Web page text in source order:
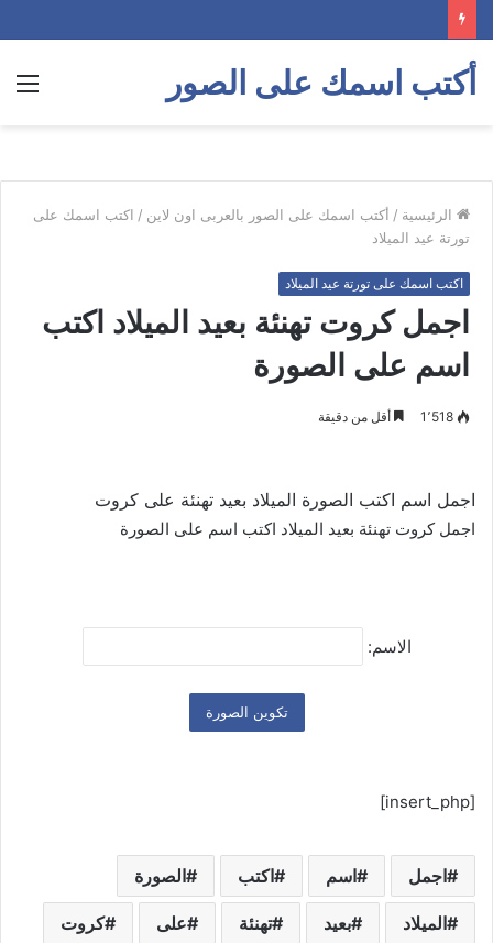
أكتب اسمك على الصور
الرئيسية / أكتب اسمك على الصور بالعربى اون لاين / اكتب اسمك على
تورتة عيد الميلاد
اكتب اسمك على تورتة عيد الميلاد
اجمل كروت تهنئة بعيد الميلاد اكتب
اسم على الصورة
1٬518 أقل من دقيقة
اجمل اسم اكتب الصورة الميلاد بعيد تهنئة على كروت
اجمل كروت تهنئة بعيد الميلاد اكتب اسم على الصورة
الاسم:
[insert_php]
اجمل اسم اكتب الصورة
الميلاد بعيد تهنئة على كروت